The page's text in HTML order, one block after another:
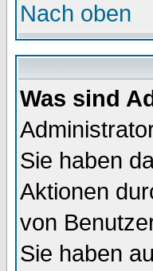
Nach oben
Was sind
Sie haben
Aktionen
von
Sie haben